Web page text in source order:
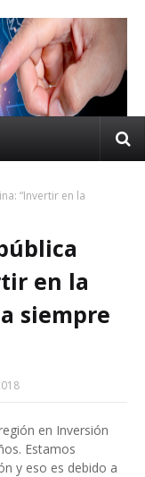
“Invertir en la
en la
siempre
en Inversión
Estamos
y eso es debido a